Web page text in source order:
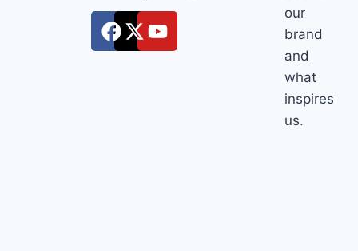
our
brand
and
what
inspires
us.